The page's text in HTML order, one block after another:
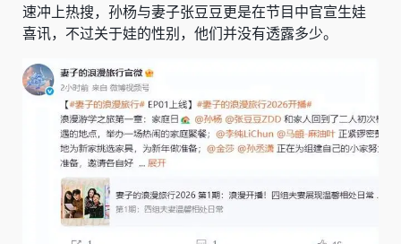
速冲上热搜，孙杨与妻子张豆豆更是在节目中官宣生娃
喜讯，不过关于娃的性别，他们并没有透露多少。